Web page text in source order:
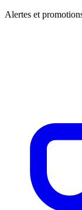
Alertes et